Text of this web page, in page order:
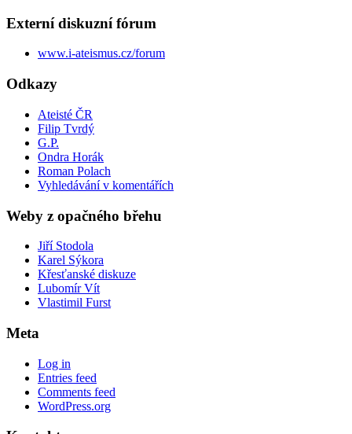
Externí diskuzní fórum
www.i-ateismus.cz/forum
Odkazy
Ateisté ČR
Filip Tvrdý
G.P.
Ondra Horák
Roman Polach
Vyhledávání v komentářích
Weby z opačného břehu
Jiří Stodola
Karel Sýkora
Křesťanské diskuze
Lubomír Vít
Vlastimil Furst
Meta
Log in
Entries feed
Comments feed
WordPress.org